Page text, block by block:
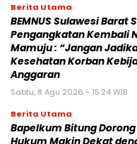
Berita Utama
BEMNUS Sulawesi Barat
Pengangkatan Kembali
Mamuju : “Jangan
Kesehatan Korban
Anggaran
Sabtu, 8 Agu 2026 - 15:24 WIB
Berita Utama
Bapelkum Bitung
Hukum Makin Dekat